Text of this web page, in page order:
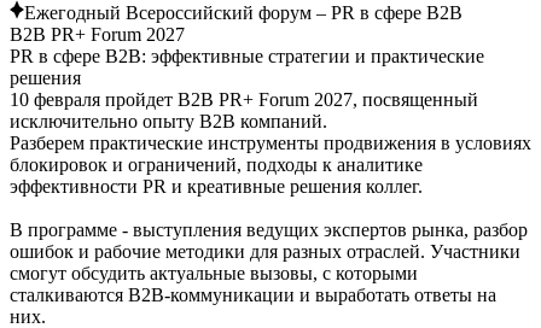
Ежегодный Всероссийский форум – PR в сфере B2B
B2B PR+ Forum 2027
PR в сфере В2B: эффективные стратегии и практические
решения
10 февраля пройдет B2B PR+ Forum 2027, посвященный
исключительно опыту В2В компаний.
Разберем практические инструменты продвижения в условиях
блокировок и ограничений, подходы к аналитике
эффективности PR и креативные решения коллег.
В программе - выступления ведущих экспертов рынка, разбор
ошибок и рабочие методики для разных отраслей. Участники
смогут обсудить актуальные вызовы, с которыми
сталкиваются B2B-коммуникации и выработать ответы на
них.